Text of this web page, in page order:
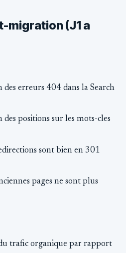
migration (J1 a
erreurs 404 dans la Search
positions sur les mots-cles
sont bien en 301
pages ne sont plus
trafic organique par rapport